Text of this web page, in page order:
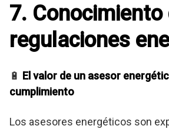
7. Conocimiento
regulaciones
🔋 El valor de un asesor
cumplimiento
Los asesores energéticos son